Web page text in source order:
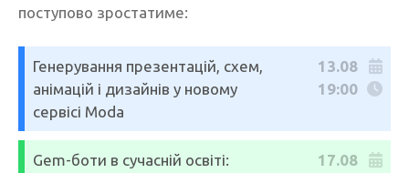
поступово зростатиме:
Генерування презентацій, схем,
анімацій і дизайнів у новому
сервісі Moda
13.08
19:00
Gem-боти в сучасній освіті:
17.08